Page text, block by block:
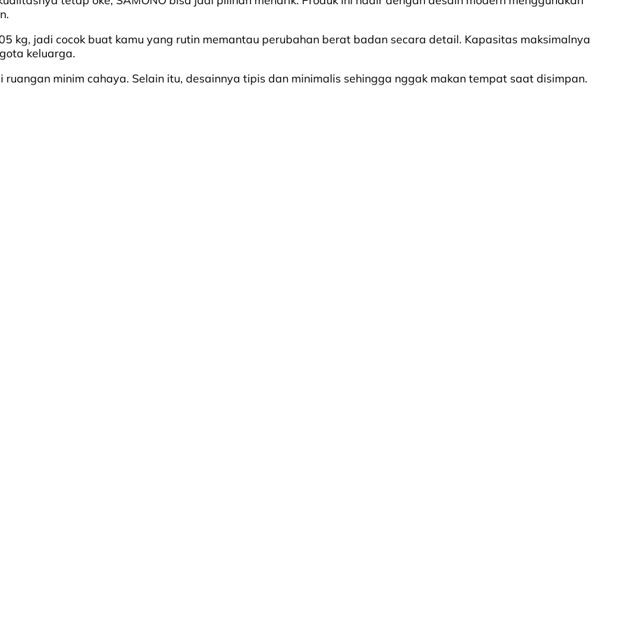
kg, jadi cocok buat kamu yang rutin memantau perubahan berat badan secara detail. Kapasitas maksimalnya
keluarga.
minim cahaya. Selain itu, desainnya tipis dan minimalis sehingga nggak makan tempat saat disimpan.